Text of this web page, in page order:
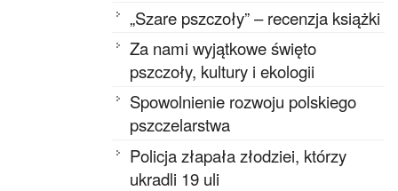
„Szare pszczoły” – recenzja książki
Za nami wyjątkowe święto
pszczoły, kultury i ekologii
Spowolnienie rozwoju polskiego
pszczelarstwa
Policja złapała złodziei, którzy
ukradli 19 uli